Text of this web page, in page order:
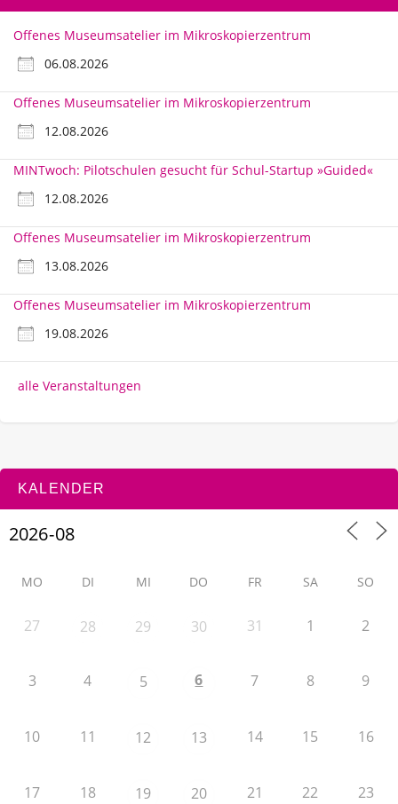
Offenes Museumsatelier im Mikroskopierzentrum
06.08.2026
Offenes Museumsatelier im Mikroskopierzentrum
12.08.2026
MINTwoch: Pilotschulen gesucht für Schul-Startup »Guided«
12.08.2026
Offenes Museumsatelier im Mikroskopierzentrum
13.08.2026
Offenes Museumsatelier im Mikroskopierzentrum
19.08.2026
alle Veranstaltungen
KALENDER
MO DI MI DO FR SA SO
27 28 29 30 31 1 2
3 4 5 6 7 8 9
10 11 12 13 14 15 16
17 18 19 20 21 22 23